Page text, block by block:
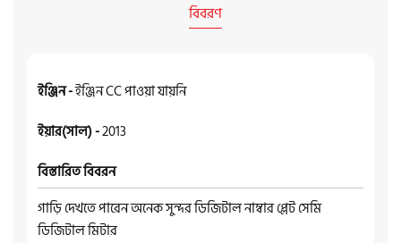
বিবরণ
ইঞ্জিন -ইঞ্জিন CC পাওয়া যায়নি
ইয়ার(সাল) -2013
বিস্তারিত বিবরন
গাড়ি দেখতে পারেন অনেক সুন্দর ডিজিটাল নাম্বার প্লেট সেমি
ডিজিটাল মিটার